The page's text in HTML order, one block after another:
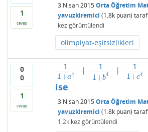
1
cevap
3 Nisan 2015 Orta Öğretim
yavuzkiremici (1.8kpuan)
kez görüntülendi
olimpiyat-eşitsizlikleri
0
0
1
cevap
1
1+a4 +
1
1+b4 +
1
1+c4
11+a4+1 1+b4 +11 +c4+
ise
3 Nisan 2015 Orta Öğretim
yavuzkiremici (1.8kpuan)
1.2kkez görüntülendi